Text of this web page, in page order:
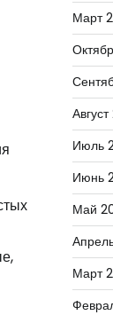
Март
Июль
Июнь
Май
Март